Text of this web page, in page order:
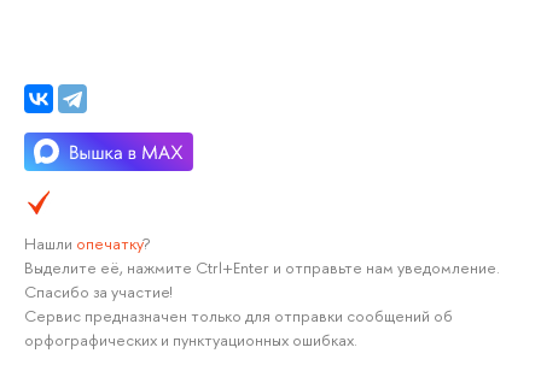
Нашли опечатку?
Выделите её, нажмите Ctrl+Enter и отправьте нам уведомление.
Спасибо за участие!
Сервис предназначен только для отправки сообщений об
орфографических и пунктуационных ошибках.